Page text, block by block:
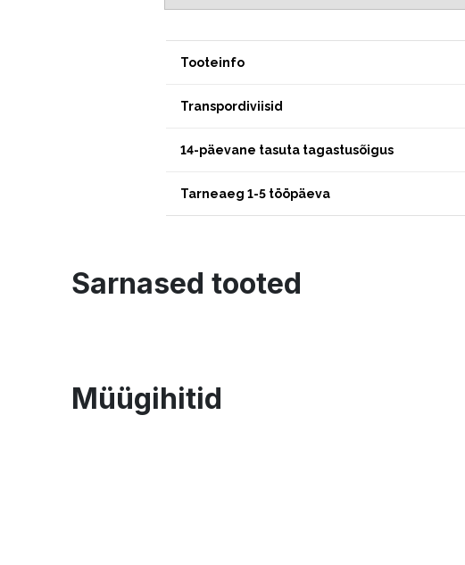
Tooteinfo
Transpordiviisid
14-päevane tasuta tagastusõigus
Tarneaeg 1-5 tööpäeva
Sarnased tooted
Müügihitid